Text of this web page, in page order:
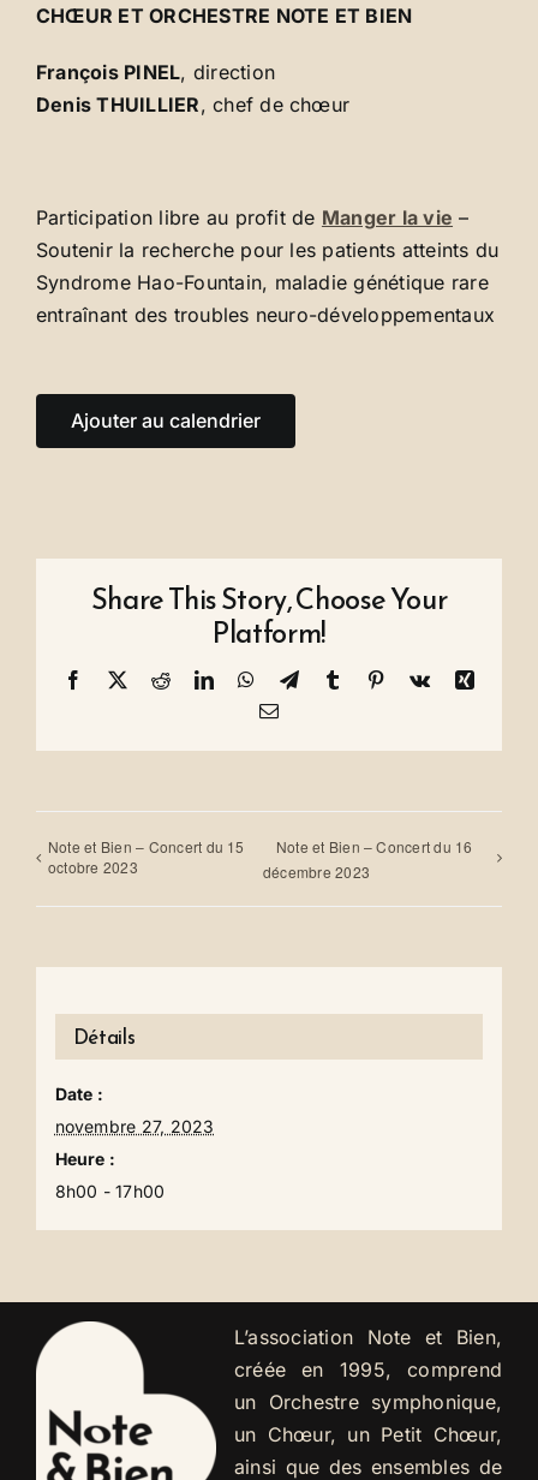
CHŒUR ET ORCHESTRE NOTE ET BIEN
François PINEL, direction
Denis THUILLIER, chef de chœur
Participation libre au profit de Manger la vie –
Soutenir la recherche pour les patients atteints du
Syndrome Hao-Fountain, maladie génétique rare
entraînant des troubles neuro-développementaux
Ajouter au calendrier
Share This Story, Choose Your
Platform!
Facebook
X RedditLinkedInWhatsApp
TelegramTumblr Pinterest
Vk
Xing
Email
Note et Bien – Concert du 15
octobre 2023
Note et Bien – Concert du 16
décembre 2023
Détails
Date :
novembre 27, 2023
Heure :
8h00 - 17h00
L’association Note et Bien,
créée en 1995, comprend
un Orchestre symphonique,
un Chœur, un Petit Chœur,
ainsi que des ensembles de